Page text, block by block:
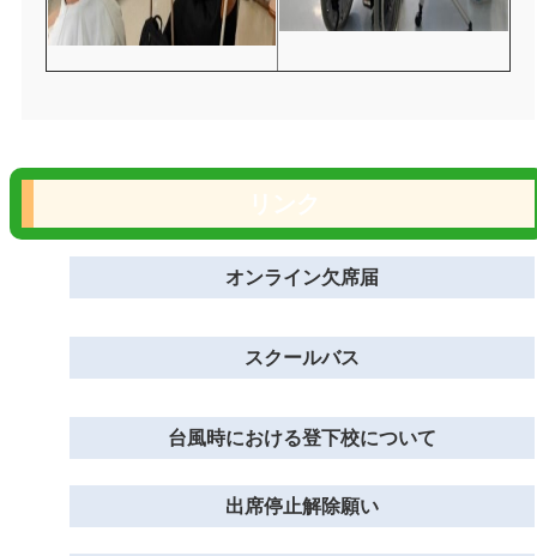
オンライン欠席届
スクールバス
台風時における登下校について
出席停止解除願い